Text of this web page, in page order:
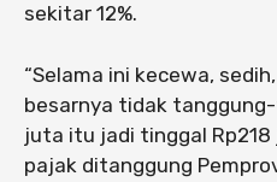
sekitar 12%.
“Selama ini kecewa,
besarnya tidak
juta itu jadi tinggal
pajak ditanggung